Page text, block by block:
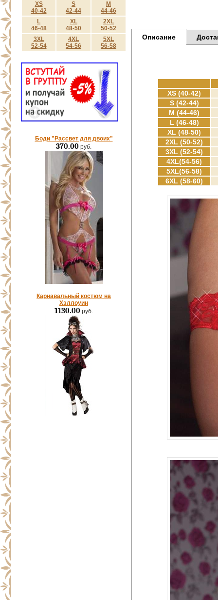
XS
40-42
S
42-44
M
44-46
L
46-48
XL
48-50
2XL
50-52
3XL
52-54
4XL
54-56
5XL
56-58
Боди "Рассвет для двоих"
370.00 руб.
Карнавальный костюм на
Хэллоуин
1130.00 руб.
Описание
XS (40-42)
S (42-44)
M (44-46)
L (46-48)
XL (48-50)
2XL (50-52)
3XL (52-54)
4XL(54-56)
5XL(56-58)
6XL (58-60)